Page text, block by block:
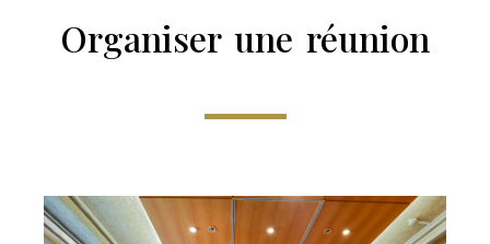
Organiser une réunion